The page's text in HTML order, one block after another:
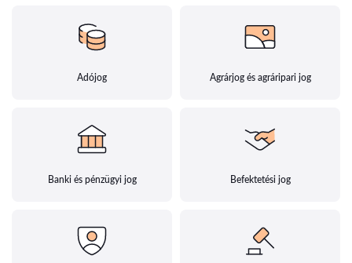
Adójog Agrárjog és agráripari jog
Banki és pénzügyi jog Befektetési jog